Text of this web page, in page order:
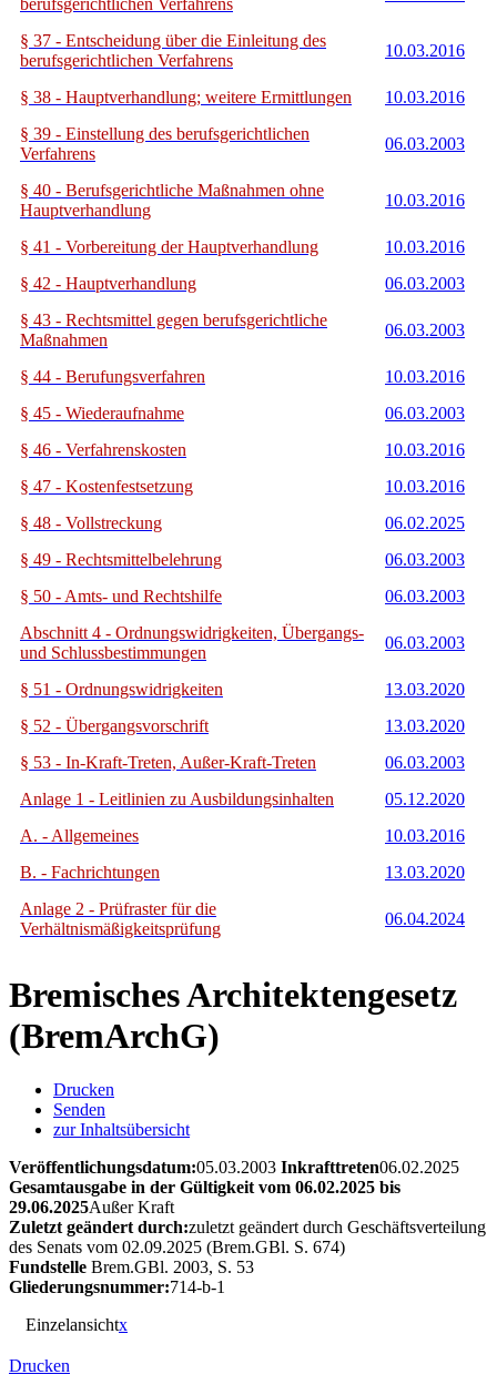
berufsgerichtlichen Verfahrens
§ 37 - Entscheidung über die Einleitung des
berufsgerichtlichen Verfahrens
10.03.2016
§ 38 - Hauptverhandlung; weitere Ermittlungen
10.03.2016
§ 39 - Einstellung des berufsgerichtlichen
Verfahrens
06.03.2003
§ 40 - Berufsgerichtliche Maßnahmen ohne
Hauptverhandlung
10.03.2016
§ 41 - Vorbereitung der Hauptverhandlung
10.03.2016
§ 42 - Hauptverhandlung
06.03.2003
§ 43 - Rechtsmittel gegen berufsgerichtliche
Maßnahmen
06.03.2003
§ 44 - Berufungsverfahren
10.03.2016
§ 45 - Wiederaufnahme
06.03.2003
§ 46 - Verfahrenskosten
10.03.2016
§ 47 - Kostenfestsetzung
10.03.2016
§ 48 - Vollstreckung
06.02.2025
§ 49 - Rechtsmittelbelehrung
06.03.2003
§ 50 - Amts- und Rechtshilfe
06.03.2003
Abschnitt 4 - Ordnungswidrigkeiten, Übergangs-
und Schlussbestimmungen
06.03.2003
§ 51 - Ordnungswidrigkeiten
13.03.2020
§ 52 - Übergangsvorschrift
13.03.2020
§ 53 - In-Kraft-Treten, Außer-Kraft-Treten
06.03.2003
Anlage 1 - Leitlinien zu Ausbildungsinhalten
05.12.2020
A. - Allgemeines
10.03.2016
B. - Fachrichtungen
13.03.2020
Anlage 2 - Prüfraster für die
Verhältnismäßigkeitsprüfung
06.04.2024
Bremisches Architektengesetz
(BremArchG)
Drucken
Senden
zur Inhaltsübersicht
Veröffentlichungsdatum:05.03.2003 Inkrafttreten06.02.2025
Gesamtausgabe in der Gültigkeit vom 06.02.2025 bis
29.06.2025Außer Kraft
Zuletzt geändert durch:zuletzt geändert durch Geschäftsverteilung
des Senats vom 02.09.2025 (Brem.GBl. S. 674)
Fundstelle Brem.GBl. 2003, S. 53
Gliederungsnummer:714-b-1
Einzelansichtx
Drucken